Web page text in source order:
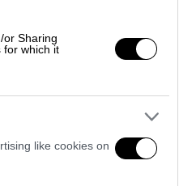
or Sharing
for which it
like cookies on
τόνισε
τρίτο